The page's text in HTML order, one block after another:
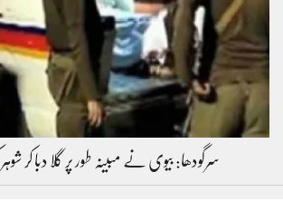
سرگودھا: بیوی نے مبینہ طور پر گلا دبا کر شوہر